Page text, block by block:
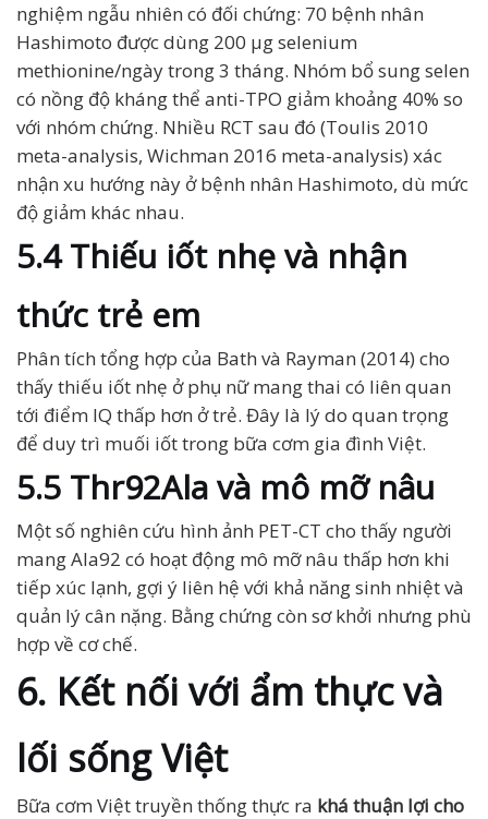
nghiệm ngẫu nhiên có đối chứng: 70 bệnh nhân
Hashimoto được dùng 200 µg selenium
methionine/ngày trong 3 tháng. Nhóm bổ sung selen
có nồng độ kháng thể anti-TPO giảm khoảng 40% so
với nhóm chứng. Nhiều RCT sau đó (Toulis 2010
meta-analysis, Wichman 2016 meta-analysis) xác
nhận xu hướng này ở bệnh nhân Hashimoto, dù mức
độ giảm khác nhau.
5.4 Thiếu iốt nhẹ và nhận
thức trẻ em
Phân tích tổng hợp của Bath và Rayman (2014) cho
thấy thiếu iốt nhẹ ở phụ nữ mang thai có liên quan
tới điểm IQ thấp hơn ở trẻ. Đây là lý do quan trọng
để duy trì muối iốt trong bữa cơm gia đình Việt.
5.5 Thr92Ala và mô mỡ nâu
Một số nghiên cứu hình ảnh PET-CT cho thấy người
mang Ala92 có hoạt động mô mỡ nâu thấp hơn khi
tiếp xúc lạnh, gợi ý liên hệ với khả năng sinh nhiệt và
quản lý cân nặng. Bằng chứng còn sơ khởi nhưng phù
hợp về cơ chế.
6. Kết nối với ẩm thực và
lối sống Việt
Bữa cơm Việt truyền thống thực ra khá thuận lợi cho